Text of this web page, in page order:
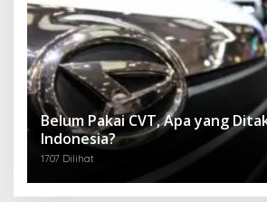
Belum Pakai CVT, Apa yang
Indonesia?
1707 Dilihat